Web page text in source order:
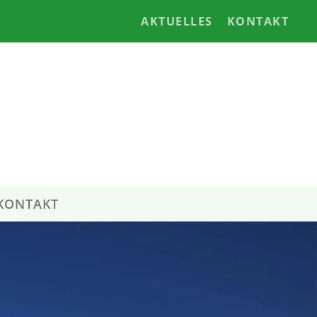
AKTUELLES KONTAKT